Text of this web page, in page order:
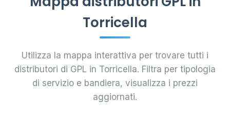
Torricella
Utilizza la mappa interattiva per trovare tutti i
distributori di GPL in Torricella. Filtra per tipologia
di servizio e bandiera, visualizza i prezzi
aggiornati.